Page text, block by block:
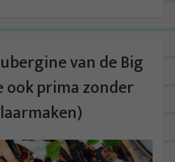
van de Big
ook prima zonder